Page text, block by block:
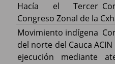
Hacía el Tercer
Congreso Zonal de la
Movimiento indígena
del norte del Cauca
ejecución mediante